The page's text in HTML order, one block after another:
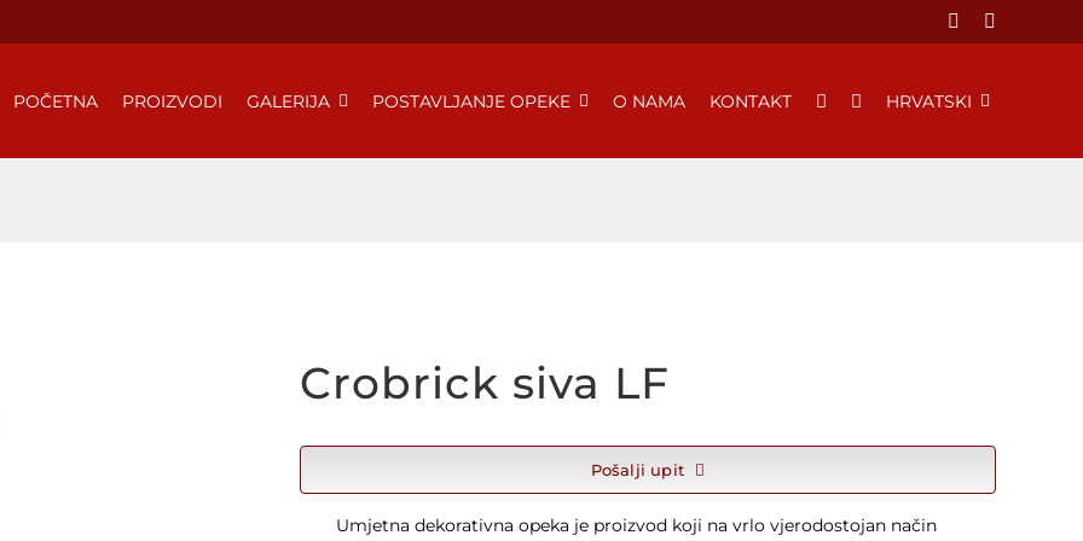
POČETNA PROIZVODI GALERIJA POSTAVLJANJE OPEKE O NAMA KONTAKT HRVATSKI
Crobrick siva LF
Pošalji upit
Umjetna dekorativna opeka je proizvod koji na vrlo vjerodostojan način